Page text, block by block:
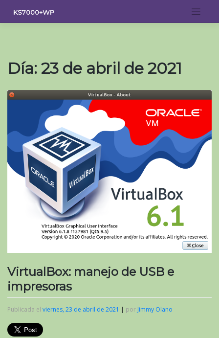
contenido
KS7000+WP
Día: 23 de abril de 2021
VirtualBox: manejo de USB e
impresoras
Publicada el viernes, 23 de abril de 2021 | por Jimmy Olano